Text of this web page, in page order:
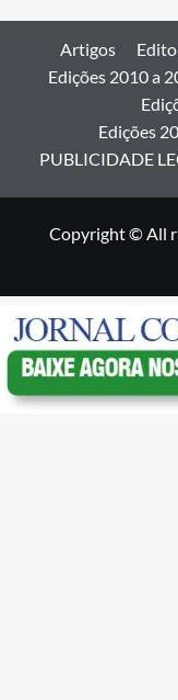
Artigos
Edições 2010 a
Edições
PUBLICIDADE
Copyright © All